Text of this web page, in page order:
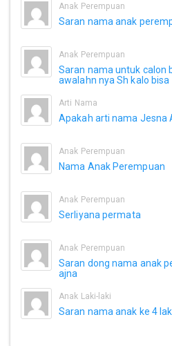
Anak Perempuan
Saran nama anak
Anak Perempuan
Saran nama untuk calon
awalahn nya Sh kalo bisa 3
Arti Nama
Apakah arti nama Jesna
Anak Perempuan
Nama Anak Perempuan
Anak Perempuan
Serliyana permata
Anak Perempuan
Saran dong nama anak
ajna
Anak Laki-laki
Saran nama anak ke 4